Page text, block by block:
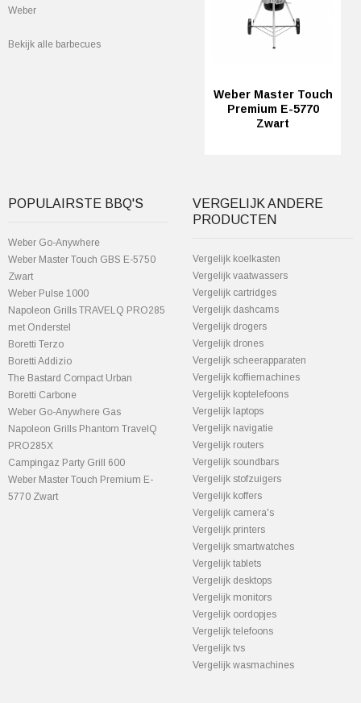
Weber
Bekijk alle barbecues
Weber Master Touch
Premium E-5770
Zwart
POPULAIRSTE BBQ'S
Weber Go-Anywhere
Weber Master Touch GBS E-5750
Zwart
Weber Pulse 1000
Napoleon Grills TRAVELQ PRO285
met Onderstel
Boretti Terzo
Boretti Addizio
The Bastard Compact Urban
Boretti Carbone
Weber Go-Anywhere Gas
Napoleon Grills Phantom TravelQ
PRO285X
Campingaz Party Grill 600
Weber Master Touch Premium E-
5770 Zwart
VERGELIJK ANDERE
PRODUCTEN
Vergelijk koelkasten
Vergelijk vaatwassers
Vergelijk cartridges
Vergelijk dashcams
Vergelijk drogers
Vergelijk drones
Vergelijk scheerapparaten
Vergelijk koffiemachines
Vergelijk koptelefoons
Vergelijk laptops
Vergelijk navigatie
Vergelijk routers
Vergelijk soundbars
Vergelijk stofzuigers
Vergelijk koffers
Vergelijk camera's
Vergelijk printers
Vergelijk smartwatches
Vergelijk tablets
Vergelijk desktops
Vergelijk monitors
Vergelijk oordopjes
Vergelijk telefoons
Vergelijk tvs
Vergelijk wasmachines